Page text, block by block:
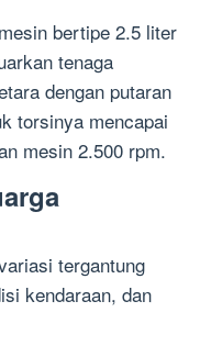
bertipe 2.5 liter
tenaga
dengan putaran
torsinya mencapai
mesin 2.500 rpm.
tergantung
kendaraan, dan